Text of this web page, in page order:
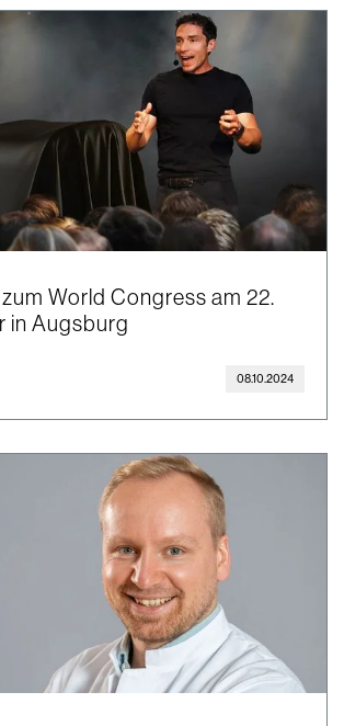
World Congress am 22.
in Augsburg
08.10.2024